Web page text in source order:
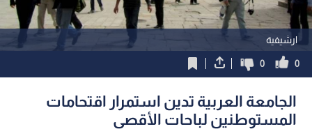
ارشيفية
0
0
الجامعة العربية تدين استمرار اقتحامات
المستوطنين لباحات الأقصى